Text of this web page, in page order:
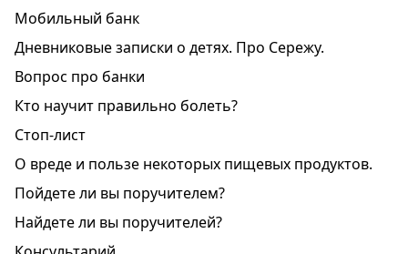
Мобильный банк
Дневниковые записки о детях. Про Сережу.
Вопрос про банки
Кто научит правильно болеть?
Стоп-лист
О вреде и пользе некоторых пищевых продуктов.
Пойдете ли вы поручителем?
Найдете ли вы поручителей?